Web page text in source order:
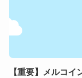
【重要】メルコ